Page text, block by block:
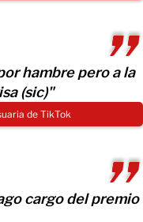
hambre pero a la
(sic)"
de TikTok
cargo del premio